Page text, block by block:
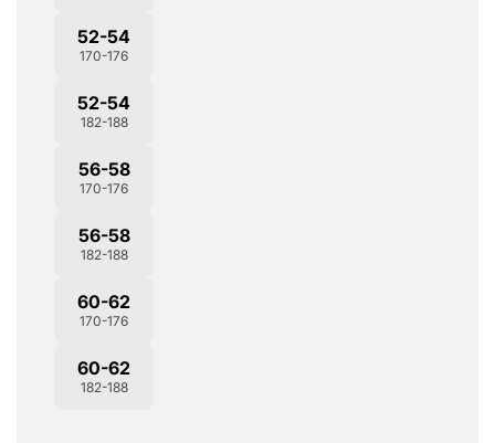
52-54
170-176
52-54
182-188
56-58
170-176
56-58
182-188
60-62
170-176
60-62
182-188